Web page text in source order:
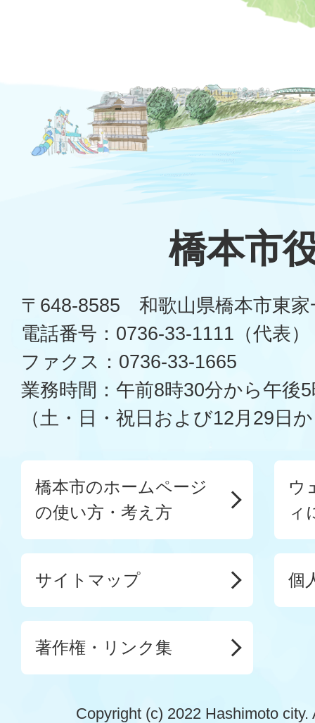
橋本市
〒648-8585 和歌山県橋本市東家
電話番号：0736-33-1111（代表）
ファクス：0736-33-1665
業務時間：午前8時30分から午後
（土・日・祝日および12月29日
橋本市のホームページ
の使い方・考え方
ウ
ィ
サイトマップ 個
著作権・リンク集
Copyright (c) 2022 Hashimoto